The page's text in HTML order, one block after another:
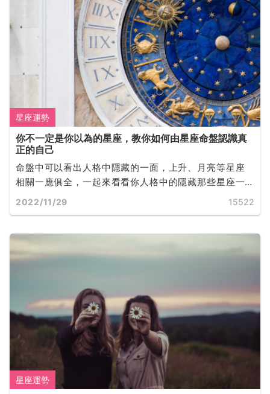
星座運勢
你不一定是你以為的星座，教你如何由星座命盤認識真
正的自己
命盤中可以看出人格中隱藏的一面，上升、月亮等星座
相關一應俱全，一起來看看你人格中的隱藏那些星座一
同探索不為人知的你吧!
2022/11/29 15522
星座運勢